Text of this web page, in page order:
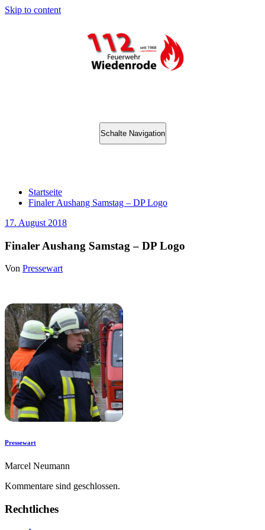
Skip to content
Schalte Navigation
Startseite
Finaler Aushang Samstag – DP Logo
17. August 2018
Finaler Aushang Samstag – DP Logo
Von Pressewart
Pressewart
Marcel Neumann
Kommentare sind geschlossen.
Rechtliches